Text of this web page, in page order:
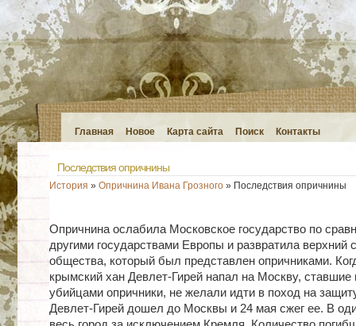
Главная Новое Карта сайта Поиск Контакты
Последствия опричнины
История » Опричнина Ивана Грозного» Последствия опричнины
Опричнина ослабила Московское государство по
другими государствами Европы и развратила верхний
общества, который был представлен опричниками.
крымский хан Девлет-Гирей напал на Москву, ставшие
убийцами опричники, не желали идти в поход на
Девлет-Гирей дошел до Москвы и 24 мая сжег ее. В